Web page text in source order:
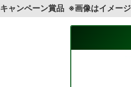
キャンペーン賞品 ※画像はイメー